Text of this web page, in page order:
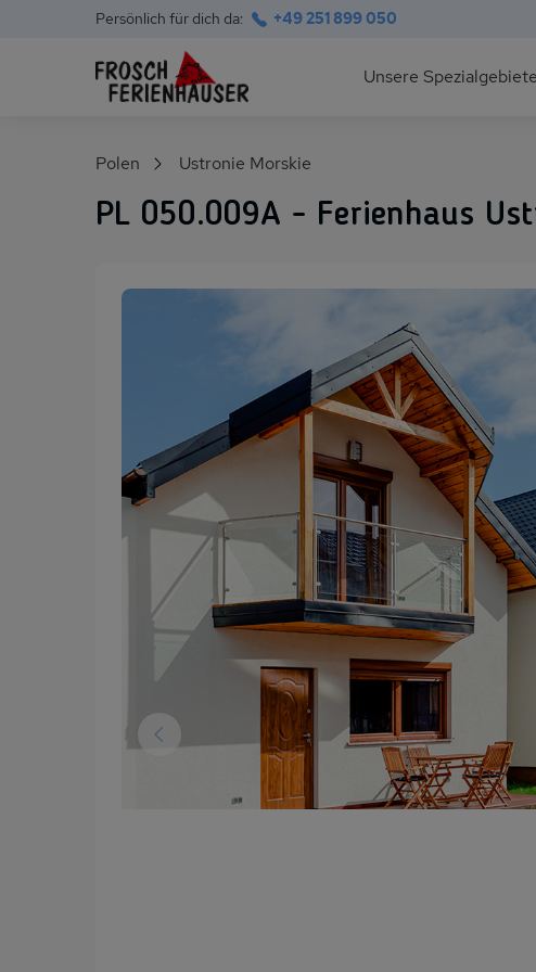
Persönlich für dich da: +49 251 899 050
Suchfeld
Hauptnavigation
Unsere Spezialgebiete
Polnische Ostsee
Alpen im Sommer
Skihütten & Chalets im
Gruppenhäuser für den
Polen Ustronie Morskie
PL 050.009A - Ferienhaus